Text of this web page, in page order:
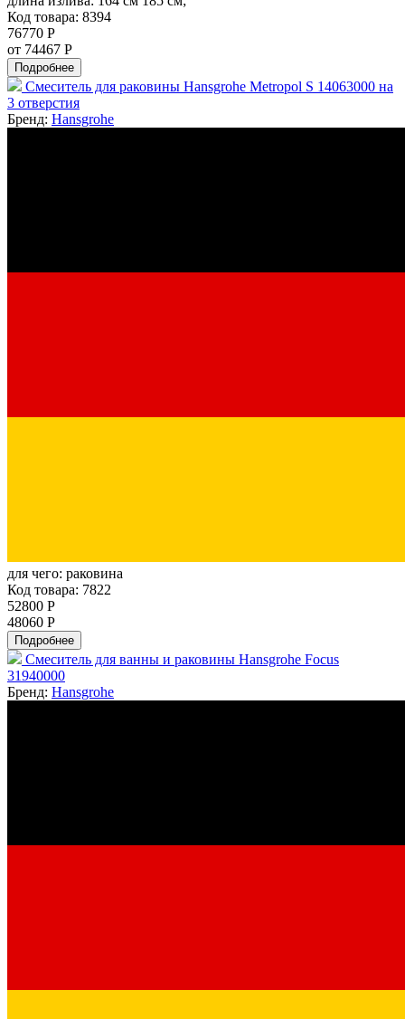
Код товара: 8394
76770 Р
от 74467 Р
Подробнее
Смеситель для раковины Hansgrohe Metropol S 14063000 на
3 отверстия
Бренд: Hansgrohe
для чего: раковина
Код товара: 7822
52800 Р
48060 Р
Подробнее
Смеситель для ванны и раковины Hansgrohe Focus
31940000
Бренд: Hansgrohe